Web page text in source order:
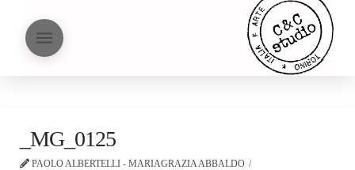
_MG_0125
PAOLO ALBERTELLI - MARIAGRAZIA ABBALDO